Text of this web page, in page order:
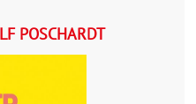
POSCHARDT